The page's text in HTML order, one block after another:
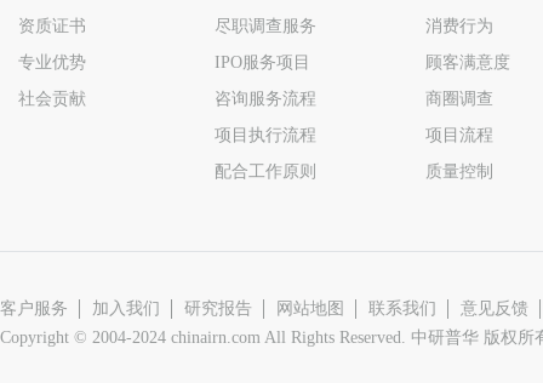
资质证书
专业优势
社会贡献
尽职调查服务
IPO服务项目
咨询服务流程
项目执行流程
配合工作原则
消费行为
顾客满意度
商圈调查
项目流程
质量控制
客户服务 加入我们 研究报告 网站地图 联系我们
意见反馈
Copyright © 2004-2024 chinairn.com All Rights Reserved. 中研普华 版权所